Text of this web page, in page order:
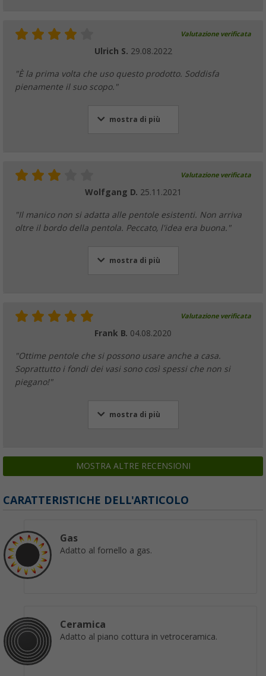
Valutazione verificata
Ulrich S. 29.08.2022
"È la prima volta che uso questo prodotto. Soddisfa
pienamente il suo scopo."
mostra di più
Valutazione verificata
Wolfgang D. 25.11.2021
"Il manico non si adatta alle pentole esistenti. Non arriva
oltre il bordo della pentola. Peccato, l'idea era buona."
mostra di più
Valutazione verificata
Frank B. 04.08.2020
"Ottime pentole che si possono usare anche a casa.
Soprattutto i fondi dei vasi sono così spessi che non si
piegano!"
mostra di più
MOSTRA ALTRE RECENSIONI
CARATTERISTICHE DELL'ARTICOLO
Gas
Adatto al fornello a gas.
Ceramica
Adatto al piano cottura in vetroceramica.